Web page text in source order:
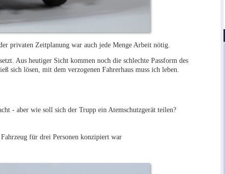
privaten Zeitplanung war auch jede Menge Arbeit nötig.
Aus heutiger Sicht kommen noch die schlechte Passform des
sich lösen, mit dem verzogenen Fahrerhaus muss ich leben.
- aber wie soll sich der Trupp ein Atemschutzgerät teilen?
für drei Personen konzipiert war